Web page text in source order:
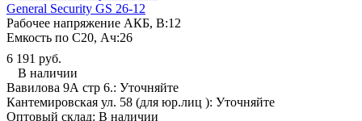
General Security GS 26-12
Рабочее напряжение АКБ, B:12
Емкость по С20, Ач:26
6 191 руб.
В наличии
Вавилова 9А стр 6.: Уточняйте
Кантемировская ул. 58 (для юр.лиц ): Уточняйте
Оптовый склад: В наличии